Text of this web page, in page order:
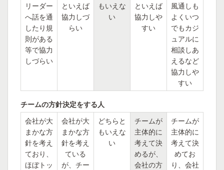
リーダー
へ話を通
したり規
則がある
等で協力
しづらい
といえば
協力しづ
らい
もいえな
い
といえば
協力しや
すい
風通しも
よくいつ
でもカジ
ュアルに
相談しあ
えるなど
協力しや
すい
チームの方針決定をする人
会社が大
まかな方
針を考え
ており、
ほぼトッ
会社が大
まかな方
針を考え
ている
が、チー
どちらと
もいえな
い
チームが
主体的に
考えて決
めるが、
会社の方
チームが
主体的に
考えて決
めてお
り、会社